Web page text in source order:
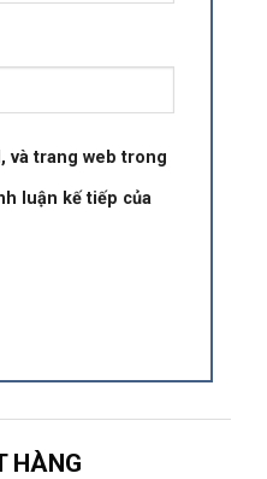
và trang web trong
luận kế tiếp của
HÀNG